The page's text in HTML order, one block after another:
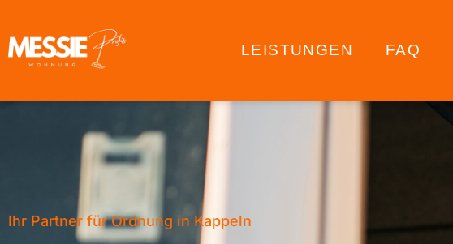
LEISTUNGEN FAQ
Ihr Partner für Ordnung in Kappeln